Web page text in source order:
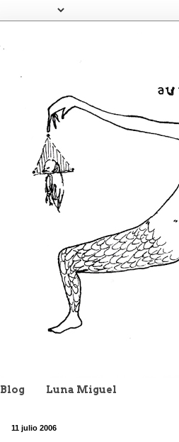
Blog Luna Miguel
11 julio 2006